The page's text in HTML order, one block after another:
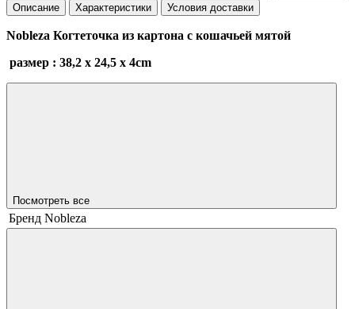
Описание
Характеристики Условия доставки
Nobleza Когтеточка из картона с кошачьей мятой
размер : 38,2 х 24,5 х 4cm
Посмотреть все
Бренд Nobleza